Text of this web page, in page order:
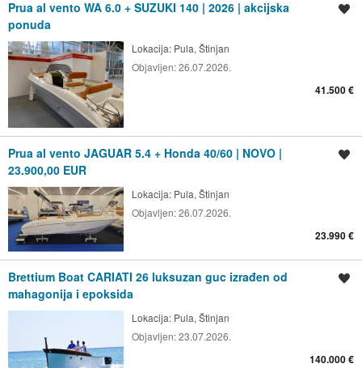
Prua al vento WA 6.0 + SUZUKI 140 | 2026 | akcijska
ponuda
Lokacija: Pula, Štinjan
Objavljen:26.07.2026.
41.500 €
Prua al vento JAGUAR 5.4 + Honda 40/60 | NOVO |
23.900,00 EUR
Lokacija: Pula, Štinjan
Objavljen:26.07.2026.
23.990 €
Brettium Boat CARIATI 26 luksuzan guc izrađen od
mahagonija i epoksida
Lokacija: Pula, Štinjan
Objavljen:23.07.2026.
140.000 €